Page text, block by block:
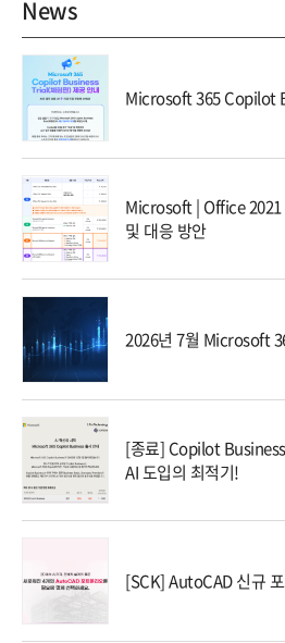
News
Microsoft 365 Copilot
Microsoft | Office 2021
및 대응 방안
2026년 7월 Microsoft
[종료] Copilot
AI 도입의 최적기!
[SCK] AutoCAD 신규